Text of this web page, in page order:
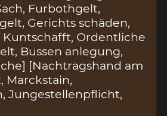
Furbothgelt,
Gerichts schäden,
Ordentliche
Bussen anlegung,
[Nachtragshand am
Marckstain,
Jungestellenpflicht,